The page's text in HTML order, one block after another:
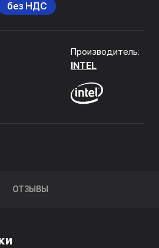
без НДС
Производитель:
INTEL
ОТЗЫВЫ